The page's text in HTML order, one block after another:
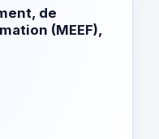
de
(MEEF),